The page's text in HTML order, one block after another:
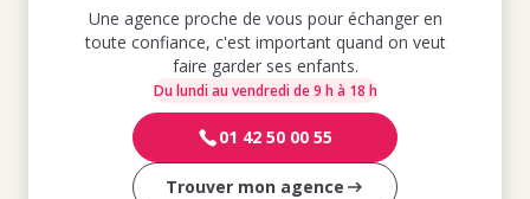
Une agence proche de vous pour échanger en
toute confiance, c'est important quand on veut
faire garder ses enfants.
Du lundi au vendredi de 9 h à 18 h
01 42 50 00 55
Trouver mon agence